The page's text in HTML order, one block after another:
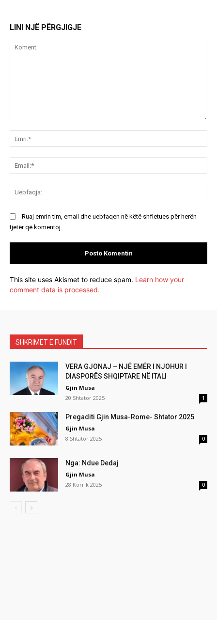
LINI NJË PËRGJIGJE
Ruaj emrin tim, email dhe uebfaqen në këtë shfletues për herën
tjetër që komentoj.
This site uses Akismet to reduce spam. Learn how your
comment data is processed.
SHKRIMET E FUNDIT
VERA GJONAJ – NJË EMËR I NJOHUR I
DIASPORËS SHQIPTARE NË ITALI
Gjin Musa
20 Shtator 2025
1
Pregaditi Gjin Musa-Rome- Shtator 2025
Gjin Musa
8 Shtator 2025
0
Nga: Ndue Dedaj
Gjin Musa
28 Korrik 2025
0